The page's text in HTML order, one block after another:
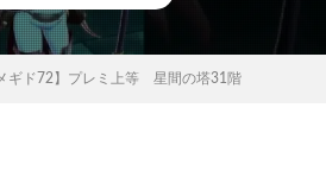
ギド72】プレミ上等 星間の塔31階